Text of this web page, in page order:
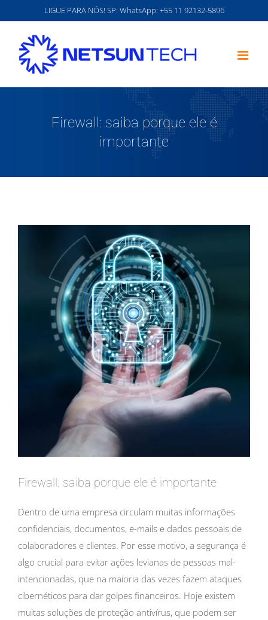
para
conteúdo
LIGUE PARA NÓS! SP: WhatsApp: ‪+55 11 92132‑5896‬
Firewall: saiba porque ele é
importante
Firewall: saiba porque ele é importante
Dentro de uma empresa circulam muitas informações
confidenciais, documentos, e-mails e dados pessoais de
colaboradores e clientes. Por esse motivo, a segurança é
algo crucial para evitar ações levianas de pessoas mal-
intencionadas, que na maioria das vezes fazem ataques
cibernéticos para dar golpes financeiros. Hoje existem
muitas soluções de proteção antivírus, que podem ser